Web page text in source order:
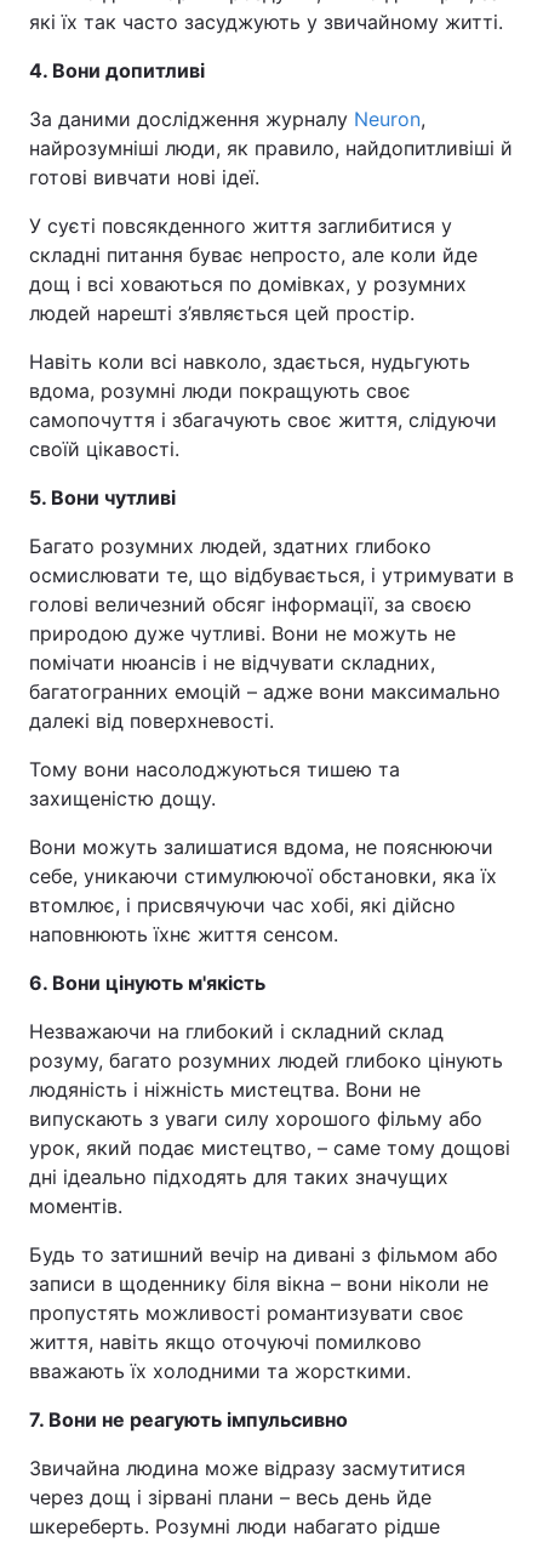
які їх так часто засуджують у звичайному житті.
4. Вони допитливі
За даними дослідження журналу Neuron,
найрозумніші люди, як правило, найдопитливіші й
готові вивчати нові ідеї.
У суєті повсякденного життя заглибитися у
складні питання буває непросто, але коли йде
дощ і всі ховаються по домівках, у розумних
людей нарешті з’являється цей простір.
Навіть коли всі навколо, здається, нудьгують
вдома, розумні люди покращують своє
самопочуття і збагачують своє життя, слідуючи
своїй цікавості.
5. Вони чутливі
Багато розумних людей, здатних глибоко
осмислювати те, що відбувається, і утримувати в
голові величезний обсяг інформації, за своєю
природою дуже чутливі. Вони не можуть не
помічати нюансів і не відчувати складних,
багатогранних емоцій – адже вони максимально
далекі від поверхневості.
Тому вони насолоджуються тишею та
захищеністю дощу.
Вони можуть залишатися вдома, не пояснюючи
себе, уникаючи стимулюючої обстановки, яка їх
втомлює, і присвячуючи час хобі, які дійсно
наповнюють їхнє життя сенсом.
6. Вони цінують м'якість
Незважаючи на глибокий і складний склад
розуму, багато розумних людей глибоко цінують
людяність і ніжність мистецтва. Вони не
випускають з уваги силу хорошого фільму або
урок, який подає мистецтво, – саме тому дощові
дні ідеально підходять для таких значущих
моментів.
Будь то затишний вечір на дивані з фільмом або
записи в щоденнику біля вікна – вони ніколи не
пропустять можливості романтизувати своє
життя, навіть якщо оточуючі помилково
вважають їх холодними та жорсткими.
7. Вони не реагують імпульсивно
Звичайна людина може відразу засмутитися
через дощ і зірвані плани – весь день йде
шкереберть. Розумні люди набагато рідше